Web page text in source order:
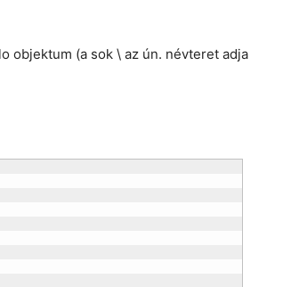
objektum (a sok \ az ún. névteret adja